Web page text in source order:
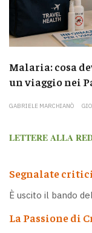
Malaria: cosa
un viaggio nei
GABRIELE MARCHIANÒ
LETTERE ALLA
Segnalate
È uscito il bando
La Passione di